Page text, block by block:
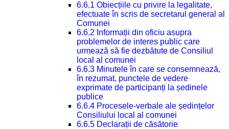
6.6.1 Obiecțiile cu privire la legalitate,
efectuate în scris de secretarul general al
Comunei
6.6.2 Informații din oficiu asupra
problemelor de interes public care
urmează să fie dezbătute de Consiliul
local al comunei
6.6.3 Minutele în care se consemnează,
în rezumat, punctele de vedere
exprimate de participanți la ședinele
publice
6.6.4 Procesele-verbale ale ședințelor
Consiliului local al comunei
6.6.5 Declarații de căsătorie